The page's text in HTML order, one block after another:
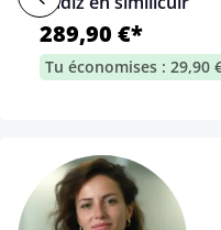
289,90 €*
Tu économises : 29,90